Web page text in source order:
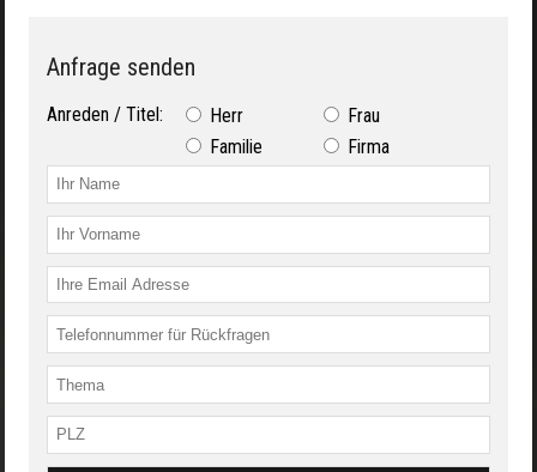
Anfrage senden
Anreden / Titel: Herr
Frau
Familie
Firma